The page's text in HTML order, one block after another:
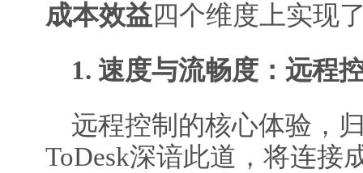
成本效益四个维度上实现
1. 速度与流畅度：远程
远程控制的核心体验，
ToDesk深谙此道，将连接